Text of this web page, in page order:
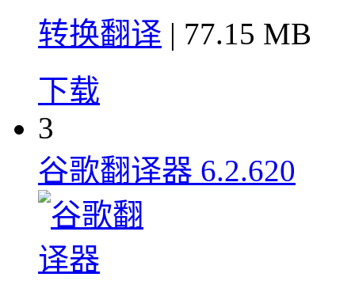
转换翻译 | 77.15 MB
下载
3
谷歌翻译器 6.2.620